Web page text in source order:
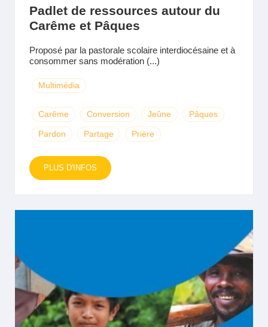
Padlet de ressources autour du
Carême et Pâques
Proposé par la pastorale scolaire interdiocésaine et à
consommer sans modération (...)
Multimédia
Carême Conversion Jeûne Pâques
Pardon Partage Prière
PLUS D'INFOS